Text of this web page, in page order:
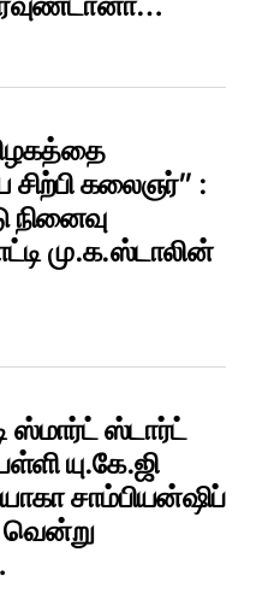
சிற்பி கலைஞர்” :
மு.க.ஸ்டாலின்
ஸ்மார்ட் ஸ்டார்ட்
யு.கே.ஜி
சாம்பியன்ஷிப்
வென்று